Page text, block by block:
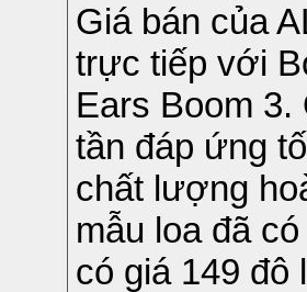
Giá bán của
trực tiếp với
Ears Boom
tần đáp ứng
chất lượng
mẫu loa đã
có giá 149